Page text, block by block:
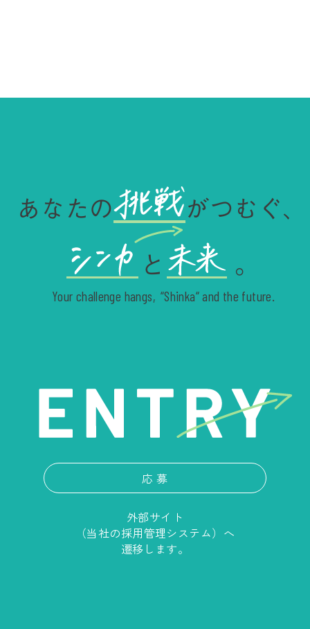
あなたの がつむぐ、
と 。
Your challenge hangs, “Shinka“ and the future.
応 募
外部サイト
（当社の採用管理システム）へ
遷移します。